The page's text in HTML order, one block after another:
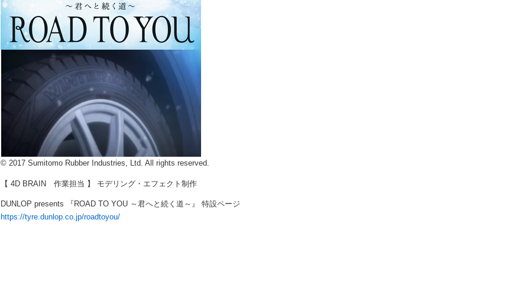
© 2017 Sumitomo Rubber Industries, Ltd. All rights reserved.
【 4D BRAIN 作業担当 】 モデリング・エフェクト制作
DUNLOP presents 『ROAD TO YOU ～君へと続く道～』 特設ページ
https://tyre.dunlop.co.jp/roadtoyou/